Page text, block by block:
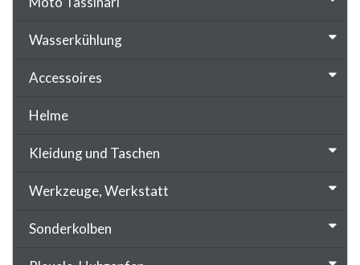
Wasserkühlung
Accessoires
Helme
Kleidung und Taschen
Werkzeuge, Werkstatt
Sonderkolben